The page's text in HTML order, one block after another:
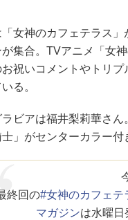
女神のカフェテラス」
が集合。TVアニメ「女
お祝いコメントやトリ
る。
ビアは福井梨莉華さん
」がセンターカラー付
終回の#女神のカフェテ
マガジンは水曜日